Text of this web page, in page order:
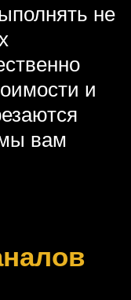
не
и
вам